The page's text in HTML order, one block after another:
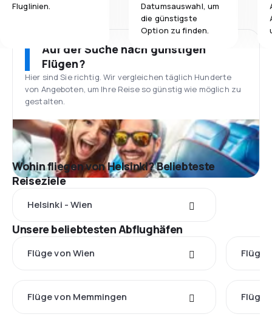
Fluglinien.
Datumsauswahl, um
die günstigste
Option zu finden.
Auf der Suche nach günstigen
Flügen?
Hier sind Sie richtig. Wir vergleichen täglich Hunderte
von Angeboten, um Ihre Reise so günstig wie möglich zu
gestalten.
Wohin fliegen von Helsinki? Beliebteste
Reiseziele
Helsinki - Wien
Unsere beliebtesten Abflughäfen
Flüge von Wien Flüge
Flüge von Memmingen Flüge